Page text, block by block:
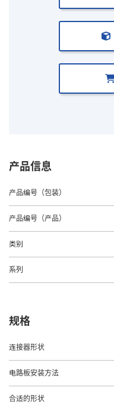
产品信息
产品编号（包装）
产品编号（产品）
类别
系列
规格
连接器形状
电路板安装方法
合适的形状